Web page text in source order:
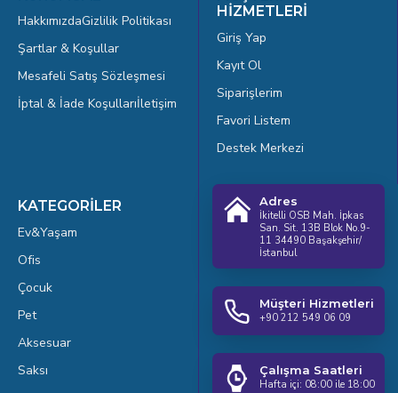
HakkımızdaGizlilik Politikası
Şartlar & Koşullar
Mesafeli Satış Sözleşmesi
İptal & İade Koşullarıİletişim
HİZMETLERİ
Giriş Yap
Kayıt Ol
Siparişlerim
Favori Listem
Destek Merkezi
KATEGORİLER
Ev&Yaşam
Ofis
Çocuk
Pet
Aksesuar
Saksı
Adres
İkitelli OSB Mah. İpkas
San. Sit. 13B Blok No.9-
11 34490 Başakşehir/
İstanbul
Müşteri Hizmetleri
+90 212 549 06 09
Çalışma Saatleri
Hafta içi: 08:00 ile 18:00